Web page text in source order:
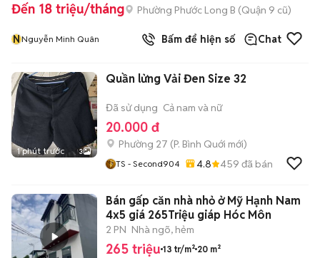
Đến 18 triệu/tháng Phường Phước Long B (Quận 9 cũ)
NNguyễn Minh Quân Bấm để hiện số Chat
1 phút trước 3
Quần lửng Vải Đen Size 32
Đã sử dụng Cả nam và nữ
20.000 đ
Phường 27 (P. Bình Quới mới)
TS - Second904 4.8 459 đã bán
Bán gấp căn nhà nhỏ ở Mỹ Hạnh Nam
4x5 giá 265Triệu giáp Hóc Môn
2 PN Nhà ngõ, hẻm
265 triệu 13 tr/m² 20 m²